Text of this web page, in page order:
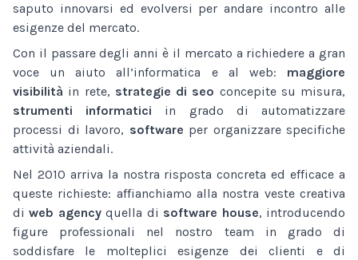
saputo innovarsi ed evolversi per andare incontro alle
esigenze del mercato.
Con il passare degli anni è il mercato a richiedere a gran
voce un aiuto all’informatica e al web: maggiore
visibilità in rete, strategie di seo concepite su misura,
strumenti informatici in grado di automatizzare
processi di lavoro, software per organizzare specifiche
attività aziendali.
Nel 2010 arriva la nostra risposta concreta ed efficace a
queste richieste: affianchiamo alla nostra veste creativa
diweb agencyquella di software house, introducendo
figure professionali nel nostro team in grado di
soddisfare le molteplici esigenze dei clienti e di